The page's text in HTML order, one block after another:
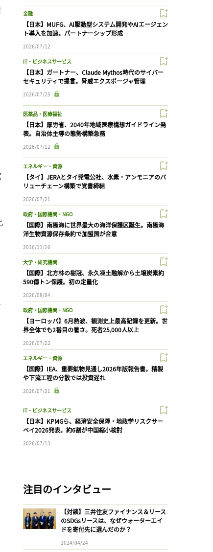
金融
【日本】MUFG、AI駆動型システム開発やAIエージェン
ト導入を加速。パートナーシップ形成
2026/07/12
IT・ビジネスサービス
【日本】ガートナー、Claude Mythos時代のサイバー
セキュリティで提言。脅威エクスポージャ管理
2026/07/25
医薬品・医療福祉
【日本】厚労省、2040年地域医療構想ガイドライン発
表。自治体主導の態勢構築急務
2026/07/12
エネルギー・資源
【タイ】JERAとタイ発電公社、水素・アンモニアのバ
リューチェーン構築で覚書締結
2026/07/21
政府・国際機関・NGO
【国際】南極海に世界最大の海洋保護区誕生。南極海
洋生物資源保存条約で加盟国が合意
2016/11/16
大学・研究機関
【国際】北方林の樹冠、永久凍土融解から土壌炭素約
590億トン保護。初の定量化
2026/08/04
政府・国際機関・NGO
【ヨーロッパ】6月熱波、観測史上最高記録を更新。世
界全体でも2番目の暑さ。死者25,000人以上
2026/07/22
エネルギー・資源
【国際】IEA、重要鉱物見通し2026年版報告書。精製
や下流工程の分散では投資遅れ
2026/07/21
IT・ビジネスサービス
【日本】KPMGら、経済安全保障・地政学リスクサー
ベイ2026発表。約6割が中国縮小検討
2026/07/13
注目のインタビュー
【対談】三井住友ファイナンス＆リース
のSDGsリースは、なぜウォーターエイ
ドを寄付先に選んだのか？
2024/04/24